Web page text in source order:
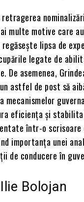
multe motive care
lipsa de
legate de
De asemenea,
astfel de post să
mecanismelor
eficiența și
într-o
importanța unei
de conducere în
Bolojan